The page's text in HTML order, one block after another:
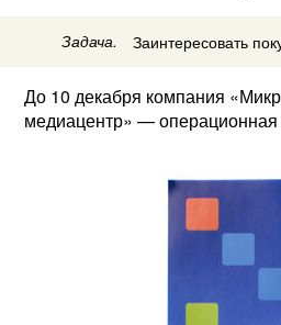
Задача. Заинтересовать
До 10 декабря компания
медиацентр» —